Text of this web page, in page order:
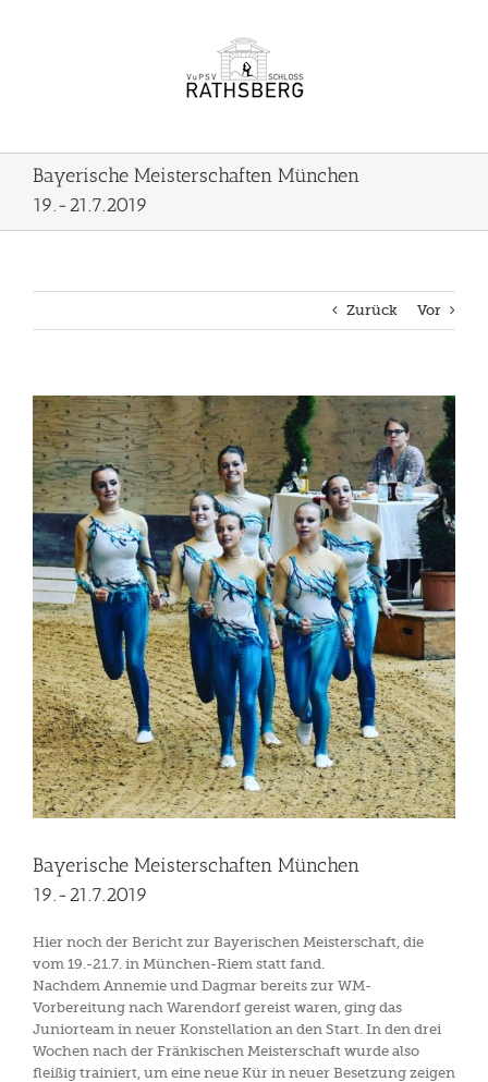
Bayerische Meisterschaften München
19.-21.7.2019
Zurück Vor
Zeige
grösseres
Bild
Bayerische Meisterschaften München
19.-21.7.2019
Hier noch der Bericht zur Bayerischen Meisterschaft, die
vom 19.-21.7. in München-Riem statt fand.
Nachdem Annemie und Dagmar bereits zur WM-
Vorbereitung nach Warendorf gereist waren, ging das
Juniorteam in neuer Konstellation an den Start. In den drei
Wochen nach der Fränkischen Meisterschaft wurde also
fleißig trainiert, um eine neue Kür in neuer Besetzung zeigen